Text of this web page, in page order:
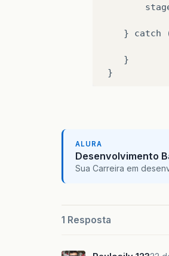
} catch
}
}
ALURA
Desenvolvimento
Sua Carreira em
1 Resposta